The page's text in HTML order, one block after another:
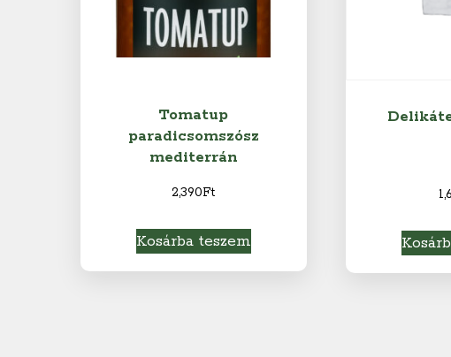
Tomatup
paradicsomszósz
mediterrán
2,390Ft
Kosárba teszem